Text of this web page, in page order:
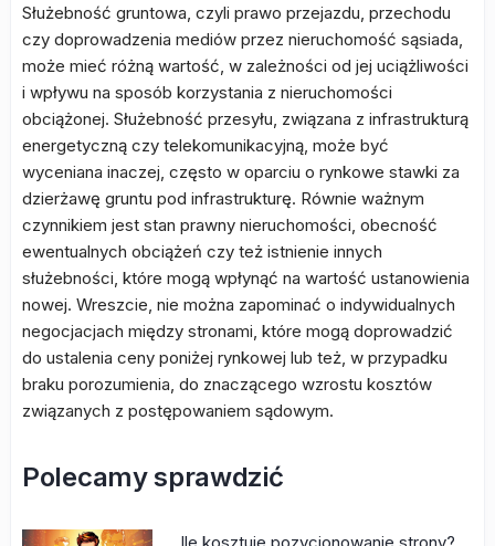
Służebność gruntowa, czyli prawo przejazdu, przechodu
czy doprowadzenia mediów przez nieruchomość sąsiada,
może mieć różną wartość, w zależności od jej uciążliwości
i wpływu na sposób korzystania z nieruchomości
obciążonej. Służebność przesyłu, związana z infrastrukturą
energetyczną czy telekomunikacyjną, może być
wyceniana inaczej, często w oparciu o rynkowe stawki za
dzierżawę gruntu pod infrastrukturę. Równie ważnym
czynnikiem jest stan prawny nieruchomości, obecność
ewentualnych obciążeń czy też istnienie innych
służebności, które mogą wpłynąć na wartość ustanowienia
nowej. Wreszcie, nie można zapominać o indywidualnych
negocjacjach między stronami, które mogą doprowadzić
do ustalenia ceny poniżej rynkowej lub też, w przypadku
braku porozumienia, do znaczącego wzrostu kosztów
związanych z postępowaniem sądowym.
Polecamy sprawdzić